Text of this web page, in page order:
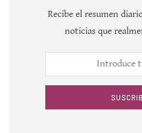
Recibe el resumen
noticias que